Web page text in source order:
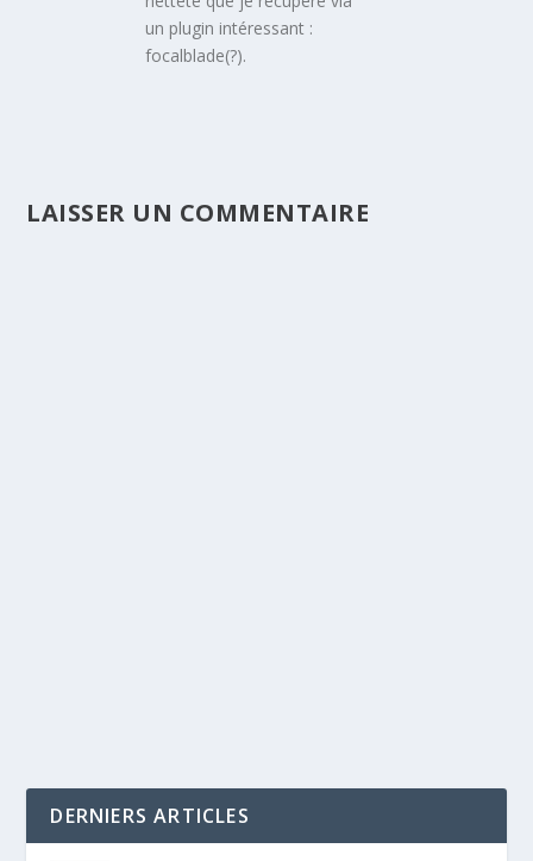
un plugin intéressant :
focalblade(?).
LAISSER UN COMMENTAIRE
DERNIERS ARTICLES